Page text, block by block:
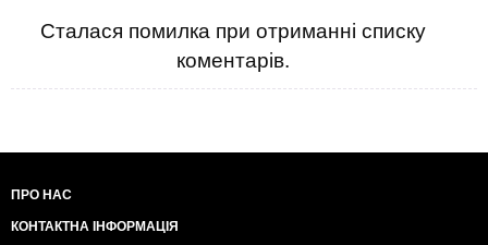
Сталася помилка при отриманні списку
коментарів.
ПРО НАС
КОНТАКТНА ІНФОРМАЦІЯ